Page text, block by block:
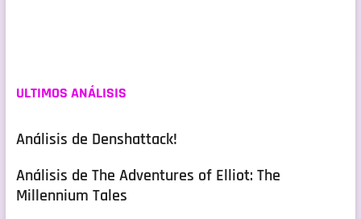
ULTIMOS ANÁLISIS
Análisis de Denshattack!
Análisis de The Adventures of Elliot: The
Millennium Tales